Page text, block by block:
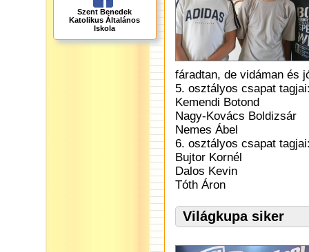
Szent Benedek
Katolikus Általános
Iskola
fáradtan, de vidáman és
5. osztályos csapat
Kemendi Botond
Nagy-Kovács Boldizsár
Nemes Ábel
6. osztályos csapat
Bujtor Kornél
Dalos Kevin
Tóth Áron
Világkupa siker